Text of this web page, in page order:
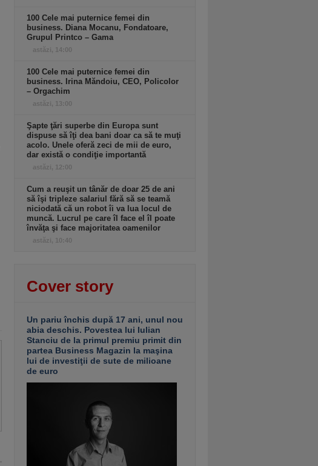
100 Cele mai puternice femei din
business. Diana Mocanu, Fondatoare,
Grupul Printco – Gama
astăzi, 14:00
100 Cele mai puternice femei din
business. Irina Măndoiu, CEO, Policolor
– Orgachim
astăzi, 13:00
Şapte ţări superbe din Europa sunt
dispuse să îţi dea bani doar ca să te muţi
acolo. Unele oferă zeci de mii de euro,
dar există o condiţie importantă
astăzi, 12:00
Cum a reuşit un tânăr de doar 25 de ani
să îşi tripleze salariul fără să se teamă
niciodată că un robot îi va lua locul de
muncă. Lucrul pe care îl face el îl poate
învăţa şi face majoritatea oamenilor
astăzi, 10:40
Cover story
Un pariu închis după 17 ani, unul nou
abia deschis. Povestea lui Iulian
Stanciu de la primul premiu primit din
partea Business Magazin la maşina
lui de investiţii de sute de milioane
de euro